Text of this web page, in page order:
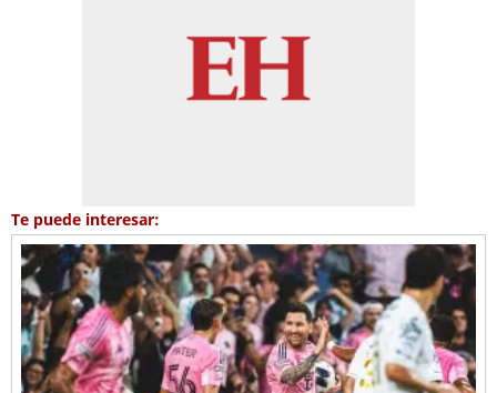
Te puede interesar: